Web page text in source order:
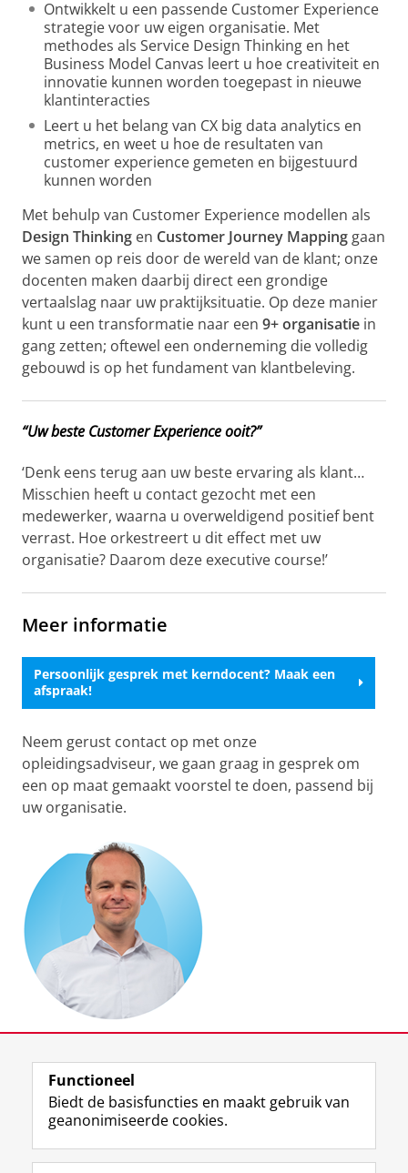
Ontwikkelt u een passende Customer Experience
strategie voor uw eigen organisatie. Met
methodes als Service Design Thinking en het
Business Model Canvas leert u hoe creativiteit en
innovatie kunnen worden toegepast in nieuwe
klantinteracties
Leert u het belang van CX big data analytics en
metrics, en weet u hoe de resultaten van
customer experience gemeten en bijgestuurd
kunnen worden
Met behulp van Customer Experience modellen als
Design Thinking en Customer Journey Mapping gaan
we samen op reis door de wereld van de klant; onze
docenten maken daarbij direct een grondige
vertaalslag naar uw praktijksituatie. Op deze manier
kunt u een transformatie naar een 9+ organisatie in
gang zetten; oftewel een onderneming die volledig
gebouwd is op het fundament van klantbeleving.
“Uw beste Customer Experience ooit?”
‘Denk eens terug aan uw beste ervaring als klant…
Misschien heeft u contact gezocht met een
medewerker, waarna u overweldigend positief bent
verrast. Hoe orkestreert u dit effect met uw
organisatie? Daarom deze executive course!’
Meer informatie
Persoonlijk gesprek met kerndocent? Maak een
afspraak!
Neem gerust contact op met onze
opleidingsadviseur, we gaan graag in gesprek om
een op maat gemaakt voorstel te doen, passend bij
uw organisatie.
(+31) 050 36 33 117
n.h.bijleveld@rug.nl
Functioneel
Biedt de basisfuncties en maakt gebruik van
geanonimiseerde cookies.